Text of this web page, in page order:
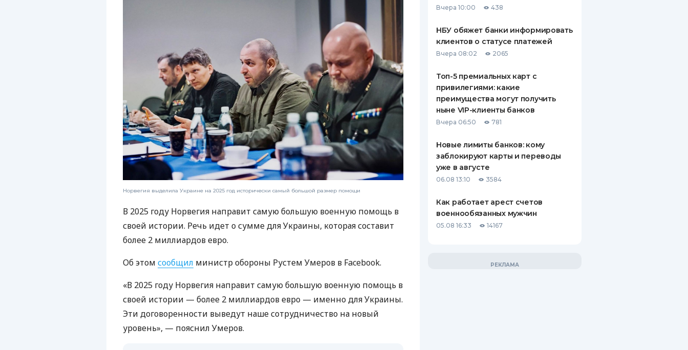
КЕШБЭКА
ПУТЕВОДИТЕЛИ ПО
БАНКОВСКИМ КАРТАМ
СТРАХОВАНИЮ
ВСЕ СТРАХОВЫЕ ПОЛИСЫ
ОТЗЫВЫ О СТРАХОВЫХ
КОМПАНИЯХ
Норвегия выделила Украине на 2025 год исторически самый большой размер помощи
В 2025 году Норвегия направит самую большую военную помощь в
своей истории. Речь идет о сумме для Украины, которая составит
более 2 миллиардов евро.
Об этом сообщил министр обороны Рустем Умеров в Facebook.
«В 2025 году Норвегия направит самую большую военную помощь в
своей истории — более 2 миллиардов евро — именно для Украины.
Эти договоренности выведут наше сотрудничество на новый
уровень», — пояснил Умеров.
Вчера 10:00 438
НБУ обяжет банки информировать
клиентов о статусе платежей
Вчера 08:02 2065
Топ-5 премиальных карт с
привилегиями: какие
преимущества могут получить
ныне VIP-клиенты банков
Вчера 06:50 781
Новые лимиты банков: кому
заблокируют карты и переводы
уже в августе
06.08 13:10 3584
Как работает арест счетов
военнообязанных мужчин
05.08 16:33 14167